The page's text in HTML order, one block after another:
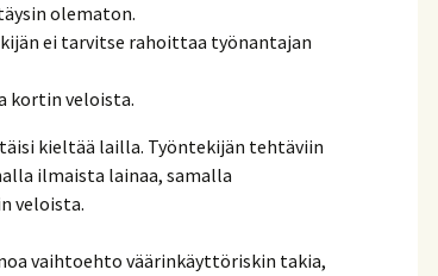
olematon.
ei tarvitse rahoittaa työnantajan
kortin veloista.
kieltää lailla. Työntekijän tehtäviin
ilmaista lainaa, samalla
veloista.
vaihtoehto väärinkäyttöriskin takia,